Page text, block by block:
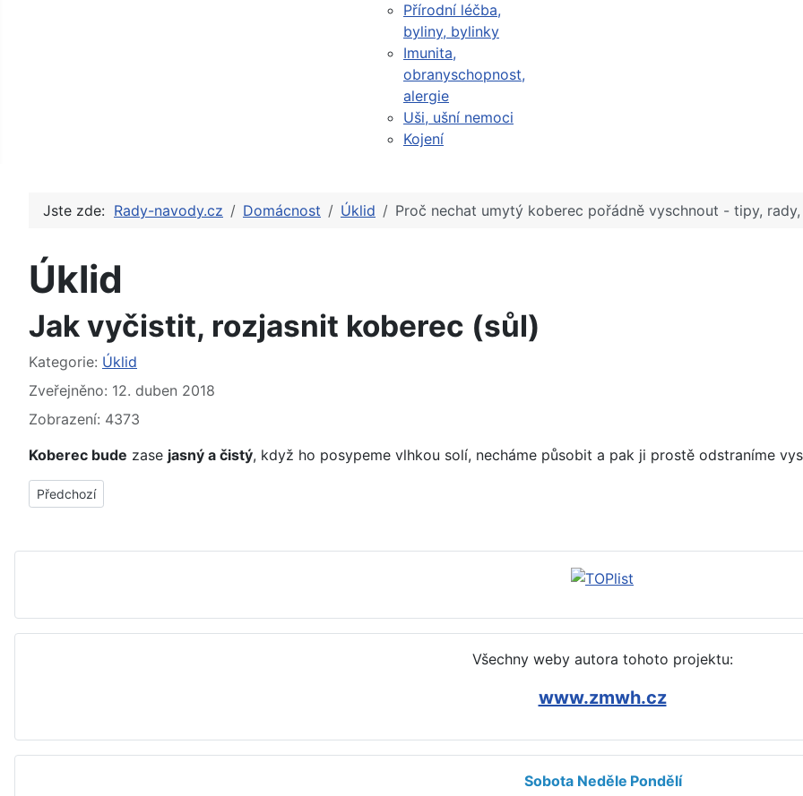
Přírodní léčba,
byliny, bylinky
Imunita,
obranyschopnost,
alergie
Uši, ušní nemoci
Kojení
Jste zde: Rady-navody.cz Domácnost Úklid Proč nechat umytý koberec pořádně vyschnout - tipy,
Úklid
Jak vyčistit, rozjasnit koberec (sůl)
Základní údaje
Kategorie: Úklid
Zveřejněno: 12. duben 2018
Zobrazení: 4373
Koberec bude zase jasný a čistý, když ho posypeme vlhkou solí, necháme působit a pak ji prostě odstraníme
Předchozí článek: Jak odstranit lepidlo z koberce (aceton)
Předchozí
Všechny weby autora tohoto projektu:
www.zmwh.cz
Sobota Neděle Pondělí